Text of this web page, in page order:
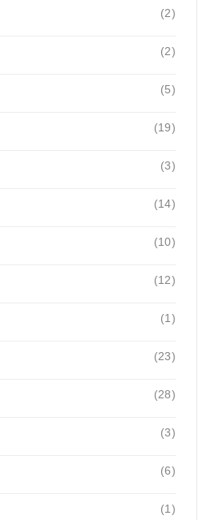
(2)
(2)
(5)
(19)
(3)
(14)
(10)
(12)
(1)
(23)
(28)
(3)
(6)
(1)